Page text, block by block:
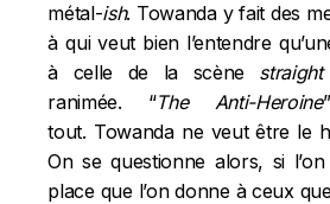
métal-ish. Towanda y fait des
à qui veut bien l’entendre
à celle de la scène
ranimée. “The Anti-Heroine
tout. Towanda ne veut être le
On se questionne alors, si
place que l’on donne à ceux